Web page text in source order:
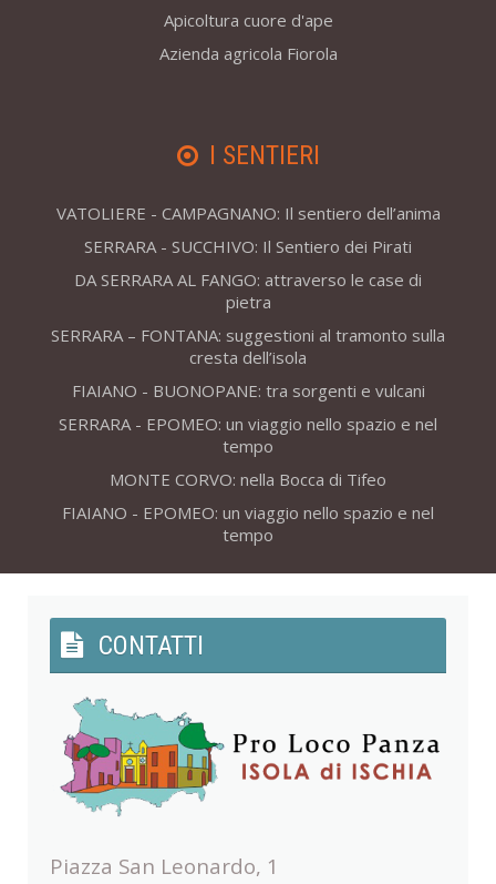
Apicoltura cuore d'ape
Azienda agricola Fiorola
I SENTIERI
VATOLIERE - CAMPAGNANO: Il sentiero dell’anima
SERRARA - SUCCHIVO: Il Sentiero dei Pirati
DA SERRARA AL FANGO: attraverso le case di
pietra
SERRARA – FONTANA: suggestioni al tramonto sulla
cresta dell’isola
FIAIANO - BUONOPANE: tra sorgenti e vulcani
SERRARA - EPOMEO: un viaggio nello spazio e nel
tempo
MONTE CORVO: nella Bocca di Tifeo
FIAIANO - EPOMEO: un viaggio nello spazio e nel
tempo
CONTATTI
Piazza San Leonardo, 1